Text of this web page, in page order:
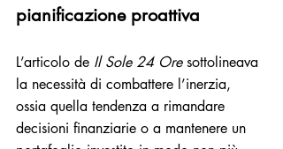
pianificazione proattiva
L’articolo de Il Sole 24 Ore sottolineava
la necessità di combattere l’inerzia,
ossia quella tendenza a rimandare
decisioni finanziarie o a mantenere un